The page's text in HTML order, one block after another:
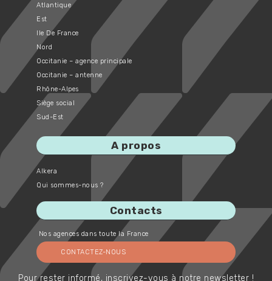
Atlantique
Est
Ile De France
Nord
Occitanie – agence principale
Occitanie – antenne
Rhône-Alpes
Siège social
Sud-Est
A propos
Alkera
Qui sommes-nous ?
Contacts
Nos agences dans toute la France
CONTACTEZ-NOUS
Pour rester informé, inscrivez-vous à notre newsletter !